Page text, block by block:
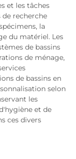
et les tâches
recherche
la
du matériel. Les
de bassins
de ménage,
de bassins en
selon
les
et de
ces divers